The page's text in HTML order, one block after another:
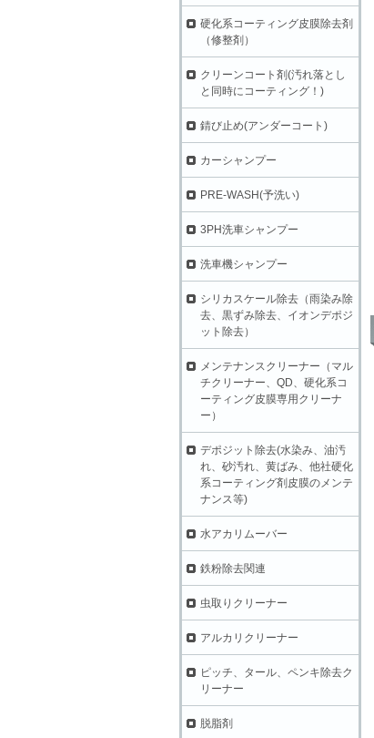
硬化系コーティング皮膜除去剤
（修整剤）
クリーンコート剤(汚れ落とし
と同時にコーティング！)
錆び止め(アンダーコート)
カーシャンプー
PRE-WASH(予洗い)
3PH洗車シャンプー
洗車機シャンプー
シリカスケール除去（雨染み除
去、黒ずみ除去、イオンデポジ
ット除去）
メンテナンスクリーナー（マル
チクリーナー、QD、硬化系コ
ーティング皮膜専用クリーナ
ー）
デポジット除去(水染み、油汚
れ、砂汚れ、黄ばみ、他社硬化
系コーティング剤皮膜のメンテ
ナンス等)
水アカリムーバー
鉄粉除去関連
虫取りクリーナー
アルカリクリーナー
ピッチ、タール、ペンキ除去ク
リーナー
脱脂剤